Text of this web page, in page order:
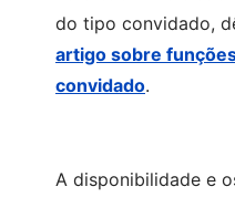
do tipo convidado,
artigo sobre
convidado.
A disponibilidade e